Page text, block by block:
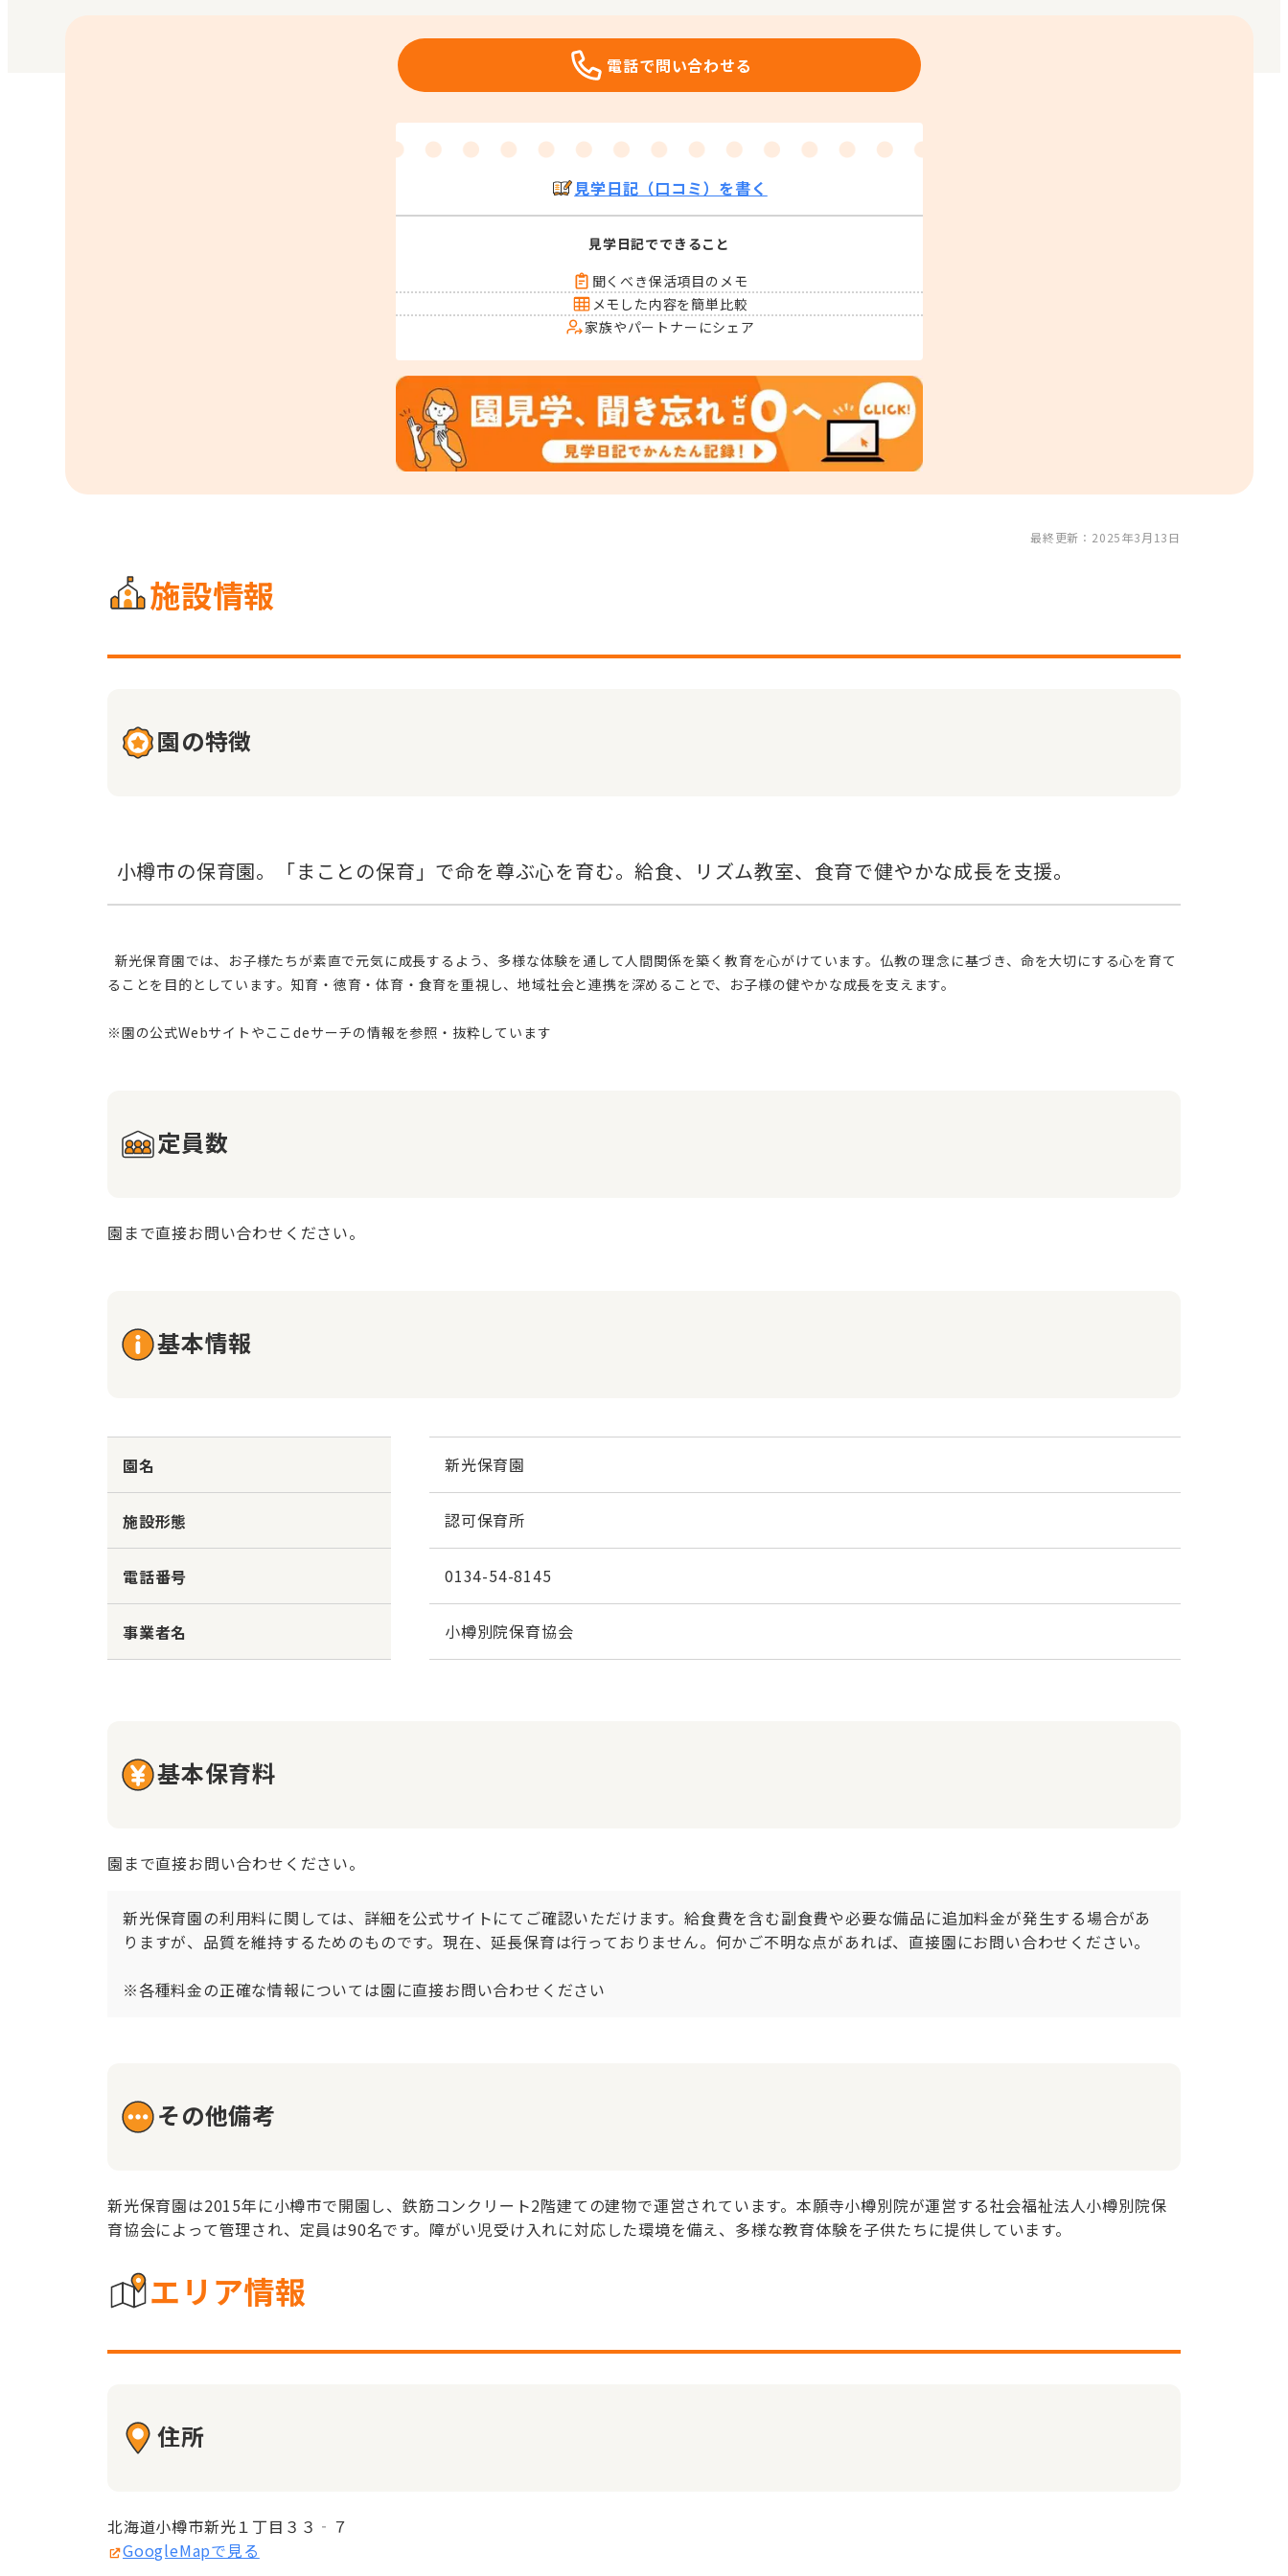
電話で問い合わせる
見学日記（口コミ）を書く
見学日記でできること
聞くべき保活項目のメモ
メモした内容を簡単比較
家族やパートナーにシェア
最終更新：2025年3月13日
施設情報
園の特徴
ることを目的としています。知育・徳育・体育・食育を重視し、地域社会と連携を深めることで、お子様の健やかな成長を支えます。
定員数
園まで直接お問い合わせください。
基本情報
園名 新光保育園
施設形態 認可保育所
電話番号 0134-54-8145
事業者名 小樽別院保育協会
基本保育料
園まで直接お問い合わせください。
新光保育園の利用料に関しては、詳細を公式サイトにてご確認いただけます。給食費を含む副食費や必要な備品に追加料金が発生する場合があ
りますが、品質を維持するためのものです。現在、延長保育は行っておりません。何かご不明な点があれば、直接園にお問い合わせください。
※各種料金の正確な情報については園に直接お問い合わせください
その他備考
新光保育園は2015年に小樽市で開園し、鉄筋コンクリート2階建ての建物で運営されています。本願寺小樽別院が運営する社会福祉法人小樽別院保
育協会によって管理され、定員は90名です。障がい児受け入れに対応した環境を備え、多様な教育体験を子供たちに提供しています。
エリア情報
住所
北海道小樽市新光１丁目３３‐７
GoogleMapで見る